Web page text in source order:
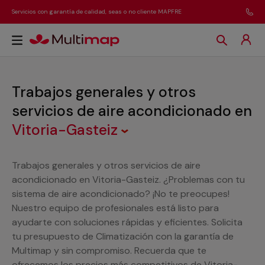
Servicios con garantía de calidad, seas o no cliente MAPFRE
Trabajos generales y otros
servicios de aire acondicionado en
Vitoria-Gasteiz
Trabajos generales y otros servicios de aire
acondicionado en Vitoria-Gasteiz. ¿Problemas con tu
sistema de aire acondicionado? ¡No te preocupes!
Nuestro equipo de profesionales está listo para
ayudarte con soluciones rápidas y eficientes. Solicita
tu presupuesto de Climatización con la garantía de
Multimap y sin compromiso. Recuerda que te